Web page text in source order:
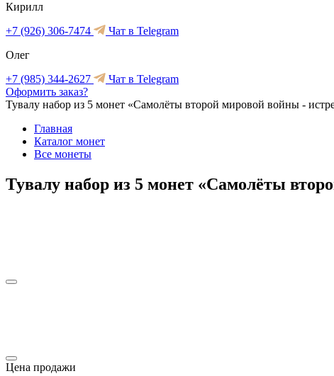
Кирилл
+7 (926) 306-7474
Чат в Telegram
Олег
+7 (985) 344-2627
Чат в Telegram
Оформить заказ?
Тувалу набор из 5 монет «Самолёты второй мировой войны -
Главная
Каталог монет
Все монеты
Тувалу набор из 5 монет «Самолёты
Цена продажи